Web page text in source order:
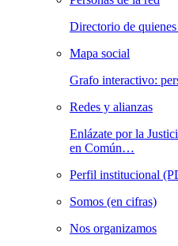
Directorio de
Mapa social
Grafo interactivo:
Redes y alianzas
Enlázate por la
en Común…
Perfil institucional
Somos (en cifras)
Nos organizamos